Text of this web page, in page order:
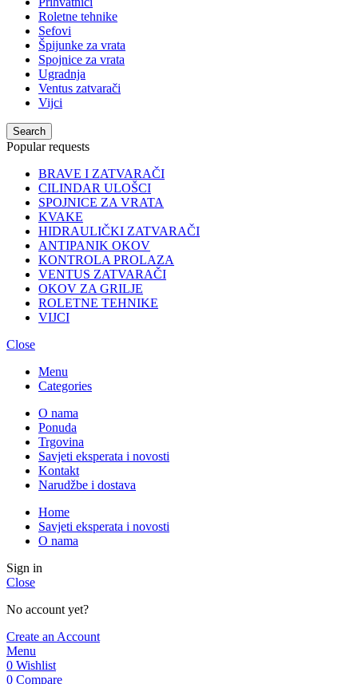
Roletne tehnike
Sefovi
Špijunke za vrata
Spojnice za vrata
Ugradnja
Ventus zatvarači
Vijci
Search
Popular requests
BRAVE I ZATVARAČI
CILINDAR ULOŠCI
SPOJNICE ZA VRATA
KVAKE
HIDRAULIČKI ZATVARAČI
ANTIPANIK OKOV
KONTROLA PROLAZA
VENTUS ZATVARAČI
OKOV ZA GRILJE
ROLETNE TEHNIKE
VIJCI
Close
Menu
Categories
O nama
Ponuda
Trgovina
Savjeti eksperata i novosti
Kontakt
Narudžbe i dostava
Home
Savjeti eksperata i novosti
O nama
Sign in
Close
No account yet?
Create an Account
Menu
0 Wishlist
0 Compare